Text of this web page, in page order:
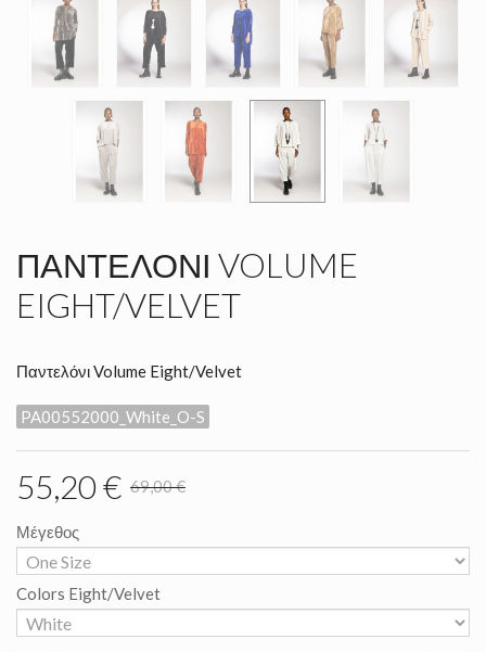
ΠΑΝΤΕΛΌΝΙ VOLUME
EIGHT/VELVET
Παντελόνι Volume Eight/Velvet
PA00552000_White_O-S
55,20 € 69,00 €
Μέγεθος
Colors Eight/Velvet